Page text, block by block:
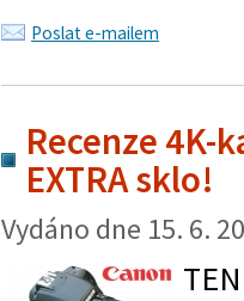
Poslat e-mailem
Recenze 4K-
EXTRA sklo!
Vydáno dne 15. 6.